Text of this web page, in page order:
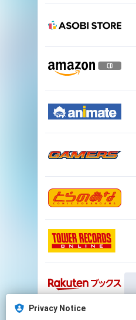
Privacy Notice